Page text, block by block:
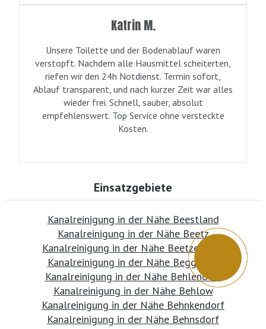
Katrin M.
Unsere Toilette und der Bodenablauf waren
verstopft. Nachdem alle Hausmittel scheiterten,
riefen wir den 24h Notdienst. Termin sofort,
Ablauf transparent, und nach kurzer Zeit war alles
wieder frei. Schnell, sauber, absolut
empfehlenswert. Top Service ohne versteckte
Kosten.
Einsatzgebiete
Kanalreinigung in der Nähe Beestland
Kanalreinigung in der Nähe Beetz
Kanalreinigung in der Nähe Beetzendorf
Kanalreinigung in der Nähe Beggerow
Kanalreinigung in der Nähe Behlendorf
Kanalreinigung in der Nähe Behlow
Kanalreinigung in der Nähe Behnkendorf
Kanalreinigung in der Nähe Behnsdorf